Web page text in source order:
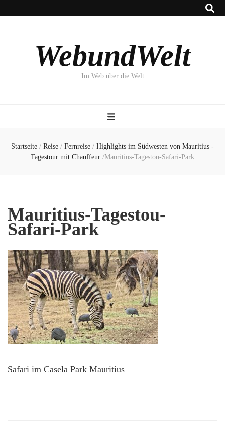
WebundWelt
Im Web über die Welt
Startseite / Reise / Fernreise / Highlights im Südwesten von Mauritius -
Tagestour mit Chauffeur /Mauritius-Tagestou-Safari-Park
Mauritius-Tagestou-
Safari-Park
Safari im Casela Park Mauritius